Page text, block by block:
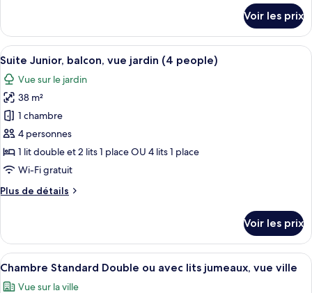
balcon,
vue
piscine
le
type
de
Suite
Junior,
balcon,
vue
piscine
Voir les prix
Afficher
toutes
les
photos
pour
ce
type
de
chambre :
Suite
vue
jardin
(4
Une chambre à coucher avec une
5
Suite Junior, balcon, vue jardin (4 people)
Vue sur le jardin
38 m²
1 chambre
4 personnes
1 lit double et 2 lits 1 place OU 4 lits 1 place
Wi-Fi gratuit
Plus de détails
Plus
le
type
de
Suite
Voir les prix
Afficher
toutes
Une pièce moderne équipée d’un
5
Chambre Standard Double ou avec lits jumeaux, vue ville
Vue sur la ville